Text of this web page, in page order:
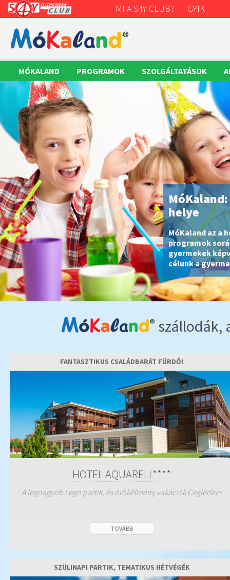
MI A S4Y CLUB? GYIK
MÓKALAND PROGRAMOK SZOLGÁLTATÁSOK
helye
MóKaland az a
programok
gyermekek
célunk a
szállodák,
FANTASZTIKUS CSALÁDBARÁT FÜRDŐ!
HOTEL AQUARELL****
A legnagyob Lego partik, és örökélmény vakációk Cegléden!
TOVÁBB
SZÜLINAPI PARTIK, TEMATIKUS HÉTVÉGÉK